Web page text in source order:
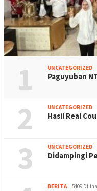
1 UNCATEGORIZED
Paguyuban
2 UNCATEGORIZED
Hasil Real
3 UNCATEGORIZED
Didampingi
BERITA 5409